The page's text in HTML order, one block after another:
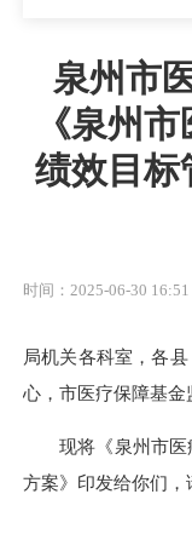
泉州市
《泉州
绩效目标
时间：2025-06-30 16:51
局机关各科室，各
心，市医疗保障基金
现将《泉州市医
方案》印发给你们，